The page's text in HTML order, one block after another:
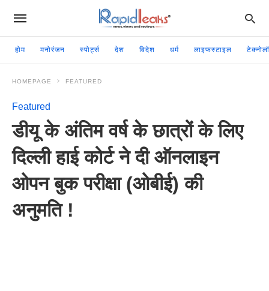
होम मनोरंजन स्पोर्ट्स देश विदेश धर्म लाइफस्टाइल
HOMEPAGE FEATURED
Featured
डीयू के अंतिम वर्ष के छात्रों के लिए
दिल्ली हाई कोर्ट ने दी ऑनलाइन
ओपन बुक परीक्षा (ओबीई) की
अनुमति !